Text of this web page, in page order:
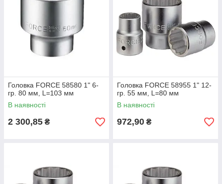
Головка FORCE 58580 1" 6-
гр. 80 мм, L=103 мм
В наявності
2 300,85 ₴
Головка FORCE 58955 1" 12-
гр. 55 мм, L=80 мм
В наявності
972,90 ₴